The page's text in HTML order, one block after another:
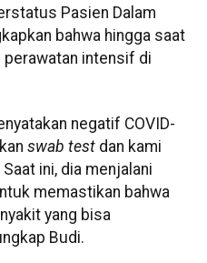
Pasien Dalam
bahwa hingga saat
perawatan intensif di
negatif COVID-
swab test dan kami
ini, dia menjalani
memastikan bahwa
yang bisa
Budi.